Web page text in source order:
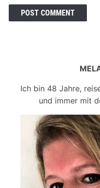
Ich bin 48 Jahre,
und immer mit